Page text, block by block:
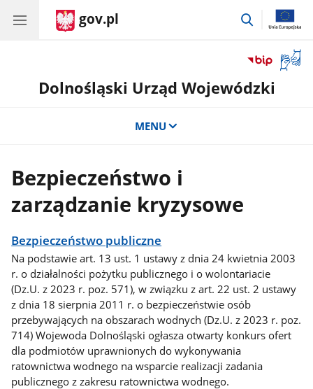
gov.pl
przejdź
okno
Dolnośląski Urząd Wojewódzki
MENU
Bezpieczeństwo i
zarządzanie kryzysowe
Bezpieczeństwo publiczne
Na podstawie art. 13 ust. 1 ustawy z dnia 24 kwietnia 2003
r. o działalności pożytku publicznego i o wolontariacie
(Dz.U. z 2023 r. poz. 571), w związku z art. 22 ust. 2 ustawy
z dnia 18 sierpnia 2011 r. o bezpieczeństwie osób
przebywających na obszarach wodnych (Dz.U. z 2023 r. poz.
714) Wojewoda Dolnośląski ogłasza otwarty konkurs ofert
dla podmiotów uprawnionych do wykonywania
ratownictwa wodnego na wsparcie realizacji zadania
publicznego z zakresu ratownictwa wodnego.